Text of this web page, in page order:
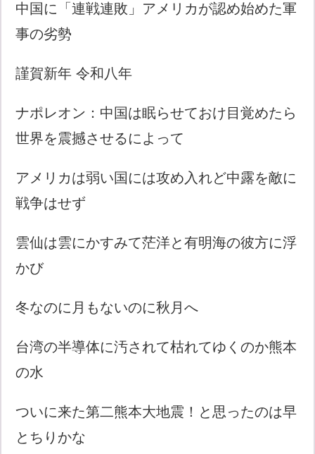
中国に「連戦連敗」アメリカが認め始めた軍
事の劣勢
謹賀新年 令和八年
ナポレオン：中国は眠らせておけ目覚めたら
世界を震撼させるによって
アメリカは弱い国には攻め入れど中露を敵に
戦争はせず
雲仙は雲にかすみて茫洋と有明海の彼方に浮
かび
冬なのに月もないのに秋月へ
台湾の半導体に汚されて枯れてゆくのか熊本
の水
ついに来た第二熊本大地震！と思ったのは早
とちりかな